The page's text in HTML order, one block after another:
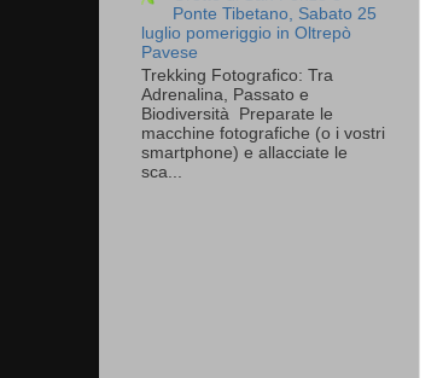
Ponte Tibetano, Sabato 25
luglio pomeriggio in Oltrepò
Pavese
Trekking Fotografico: Tra
Adrenalina, Passato e
Biodiversità Preparate le
macchine fotografiche (o i vostri
smartphone) e allacciate le
sca...